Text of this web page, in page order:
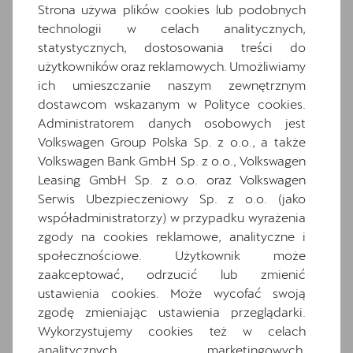
Deska rozdzielcza z górna czescia w kolorze
Petrol Blue z przeszyciem w kolorze miedzi
Dwupoziomowa podloga bagaznika
Gniazdo 230V w bagazniku
Hybrid drive system mHEV
Informacje o oponach
Komplet dywaników
Listwa okien i relingi dachowe w kolorze
lśniącej czerni
Operating permit, alteration
Opony 225/40 R18
Oslona bagaznika przesuwana
Oslony przeciwsloneczne kierowcy i
pasazera z zamykanymi i podswietlanymi
lusterkami
Oswietlenie powitalne LED w lusterkach
Strona używa plików cookies lub podobnych
technologii w celach analitycznych,
statystycznych, dostosowania treści do
użytkowników oraz reklamowych. Umożliwiamy
ich umieszczanie naszym zewnętrznym
dostawcom wskazanym w Polityce cookies.
Administratorem danych osobowych jest
Volkswagen Group Polska Sp. z o.o., a także
Volkswagen Bank GmbH Sp. z o.o., Volkswagen
Leasing GmbH Sp. z o.o. oraz Volkswagen
Serwis Ubezpieczeniowy Sp. z o.o. (jako
współadministratorzy) w przypadku wyrażenia
zgody na cookies reklamowe, analityczne i
społecznościowe. Użytkownik może
zaakceptować, odrzucić lub zmienić
ustawienia cookies. Może wycofać swoją
zgodę zmieniając ustawienia przeglądarki.
Wykorzystujemy cookies też w celach
analitycznych, marketingowych,